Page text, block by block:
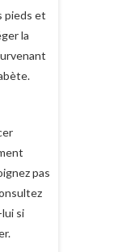
pieds et
la
pas
si